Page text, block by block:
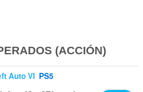
(ACCIÓN)
Auto VI PS5